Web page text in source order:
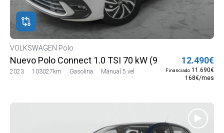
VOLKSWAGEN Polo
Nuevo Polo Connect 1.0 TSI 70 kW (95 CV) SG5
2023 103027km Gasolina Manual 5 vel
12.490€
Financiado 11.690€
168€/mes